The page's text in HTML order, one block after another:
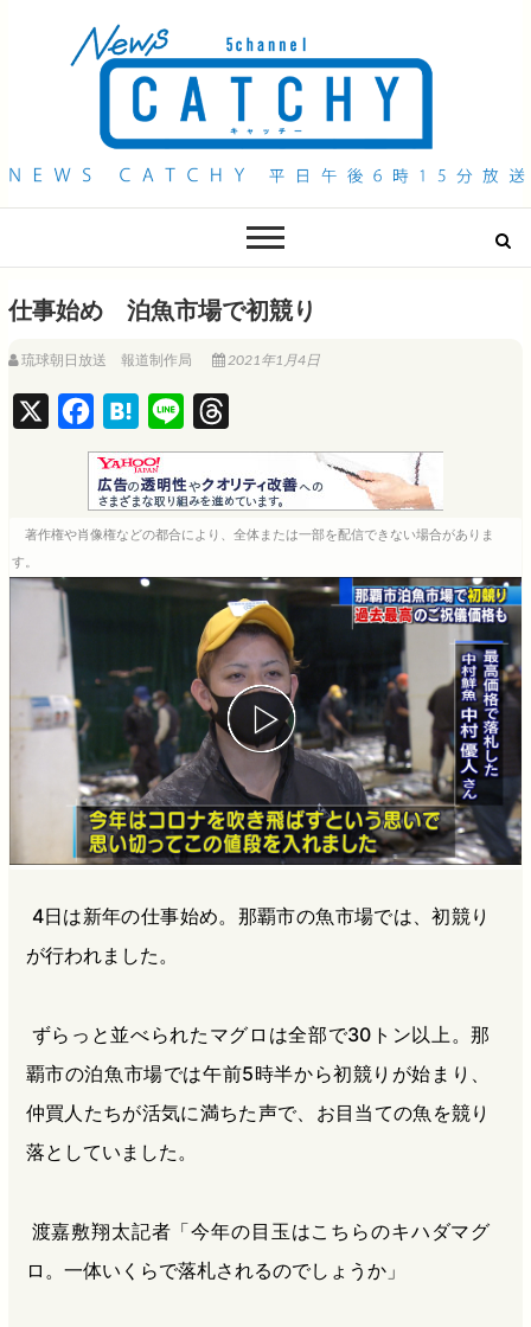
QAB NEWS Headline
仕事始め 泊魚市場で初競り
琉球朝日放送 報道制作局 2021年1月4日
a
c
e
H
a
t
e
a
i
n
e
h
r
e
d
s
著作権や肖像権などの都合により、全体または一部を配信できない場合がありま
す。
4日は新年の仕事始め。那覇市の魚市場では、初競り
が行われました。
ずらっと並べられたマグロは全部で30トン以上。那
覇市の泊魚市場では午前5時半から初競りが始まり、
仲買人たちが活気に満ちた声で、お目当ての魚を競り
落としていました。
渡嘉敷翔太記者「今年の目玉はこちらのキハダマグ
ロ。一体いくらで落札されるのでしょうか」